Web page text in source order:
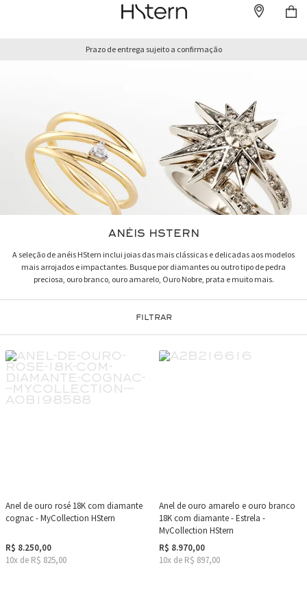
Prazo de entrega sujeito a confirmação
ANÉIS HSTERN
A seleção de anéis HStern inclui joias das mais clássicas e delicadas aos modelos
mais arrojados e impactantes. Busque por diamantes ou outro tipo de pedra
preciosa, ouro branco, ouro amarelo, Ouro Nobre, prata e muito mais.
FILTRAR
Anel de ouro rosé 18K com diamante
cognac - MyCollection HStern
R$ 8.250,00
10x de R$ 825,00
Anel de ouro amarelo e ouro branco
18K com diamante - Estrela -
MyCollection HStern
R$ 8.970,00
10x de R$ 897,00